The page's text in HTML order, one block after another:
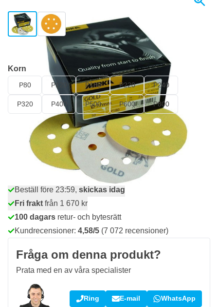
View larger imageView larger image
Korn
P80 P120 P180 P220 P240
P320 P400 P500 P600 P800
192,63kr Inkl. moms
Lägg till i kundvagn
Beställ före 23:59, skickas idag
Fri frakt från 1 670 kr
100 dagars retur- och bytesrätt
Kundrecensioner: 4,58/5 (7 072 recensioner)
Fråga om denna produkt?
Prata med en av våra specialister
Ring E-mail WhatsApp